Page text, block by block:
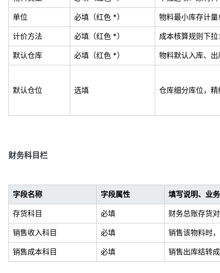
单位 必填（红色 *） 物料最小库存计
计价方法 必填（红色 *） 成本核算规则下
默认仓库 必填（红色 *） 物料默认入库、
默认仓位 选填 仓库细分库位，
财务科目栏
字段名称 字段属性 填写说明、业
存货科目 必填 财务总账存货
销售收入科目 必填 销售该物料时
销售成本科目 必填 销售出库结转